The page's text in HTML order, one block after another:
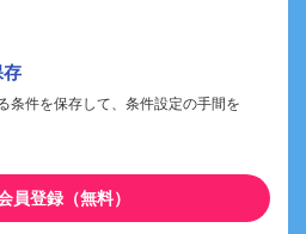
存
条件を保存して、条件設定の手間を
員登録（無料）